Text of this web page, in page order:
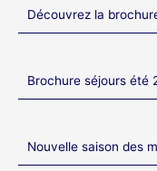
Découvrez la
Brochure séjours été
Nouvelle saison des